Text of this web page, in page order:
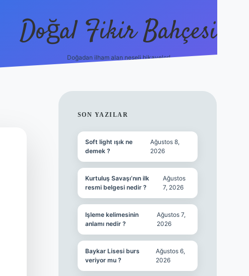
Doğal Fikir Bahçesi
Doğadan ilham alan neşeli hikayeler!
SIDEBAR
SON YAZILAR
Soft light ışık ne
demek ?
Ağustos 8,
2026
Kurtuluş Savaşı’nın ilk
resmi belgesi nedir ?
Ağustos
7, 2026
Işleme kelimesinin
anlamı nedir ?
Ağustos 7,
2026
Baykar Lisesi burs
veriyor mu ?
Ağustos 6,
2026
grandoperabet